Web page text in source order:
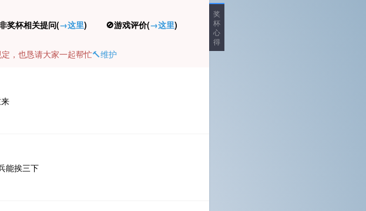
奖
杯
心
得
杯相关提问(→这里) 🚫游戏评价(→这里)
，也恳请大家一起帮忙🔨维护
能挨三下